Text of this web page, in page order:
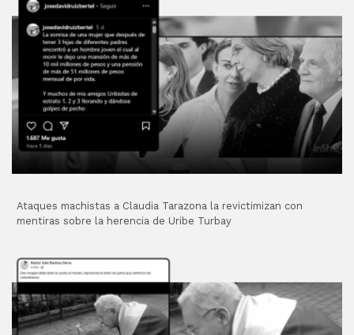
Ataques machistas a Claudia Tarazona la revictimizan con
mentiras sobre la herencia de Uribe Turbay